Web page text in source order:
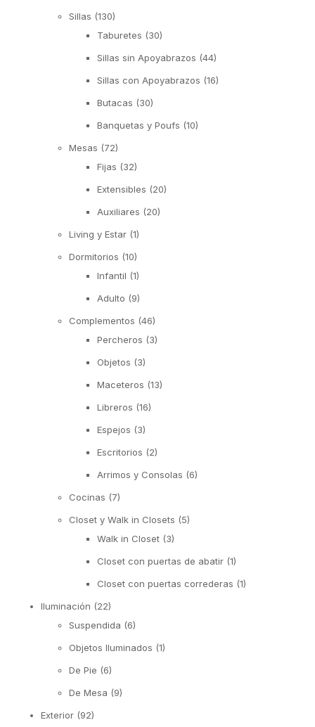
Sillas (130)
Taburetes (30)
Sillas sin Apoyabrazos (44)
Sillas con Apoyabrazos (16)
Butacas (30)
Banquetas y Poufs (10)
Mesas (72)
Fijas (32)
Extensibles (20)
Auxiliares (20)
Living y Estar (1)
Dormitorios (10)
Infantil (1)
Adulto (9)
Complementos (46)
Percheros (3)
Objetos (3)
Maceteros (13)
Libreros (16)
Espejos (3)
Escritorios (2)
Arrimos y Consolas (6)
Cocinas (7)
Closet y Walk in Closets (5)
Walk in Closet (3)
Closet con puertas de abatir (1)
Closet con puertas correderas (1)
Iluminación (22)
Suspendida (6)
Objetos Iluminados (1)
De Pie (6)
De Mesa (9)
Exterior (92)